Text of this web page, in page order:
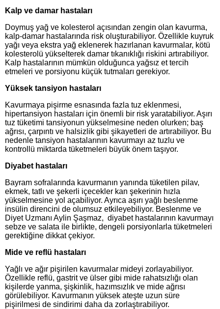
Kalp ve damar hastaları
Doymuş yağ ve kolesterol açısından zengin olan kavurma,
kalp-damar hastalarında risk oluşturabiliyor. Özellikle kuyruk
yağı veya ekstra yağ eklenerek hazırlanan kavurmalar, kötü
kolesterolü yükselterek damar tıkanıklığı riskini artırabiliyor.
Kalp hastalarının mümkün olduğunca yağsız et tercih
etmeleri ve porsiyonu küçük tutmaları gerekiyor.
Yüksek tansiyon hastaları
Kavurmaya pişirme esnasında fazla tuz eklenmesi,
hipertansiyon hastaları için önemli bir risk yaratabiliyor. Aşırı
tuz tüketimi tansiyonun yükselmesine neden olurken; baş
ağrısı, çarpıntı ve halsizlik gibi şikayetleri de artırabiliyor. Bu
nedenle tansiyon hastalarının kavurmayı az tuzlu ve
kontrollü miktarda tüketmeleri büyük önem taşıyor.
Diyabet hastaları
Bayram sofralarında kavurmanın yanında tüketilen pilav,
ekmek, tatlı ve şekerli içecekler kan şekerinin hızla
yükselmesine yol açabiliyor. Ayrıca aşırı yağlı beslenme
insülin direncini de olumsuz etkileyebiliyor. Beslenme ve
Diyet Uzmanı Aylin Şaşmaz, diyabet hastalarının kavurmayı
sebze ve salata ile birlikte, dengeli porsiyonlarla tüketmeleri
gerektiğine dikkat çekiyor.
Mide ve reflü hastaları
Yağlı ve ağır pişirilen kavurmalar mideyi zorlayabiliyor.
Özellikle reflü, gastrit ve ülser gibi mide rahatsızlığı olan
kişilerde yanma, şişkinlik, hazımsızlık ve mide ağrısı
görülebiliyor. Kavurmanın yüksek ateşte uzun süre
pişirilmesi de sindirimi daha da zorlaştırabiliyor.